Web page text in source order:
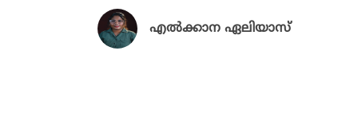
എൽക്കാന ഏലിയാസ്